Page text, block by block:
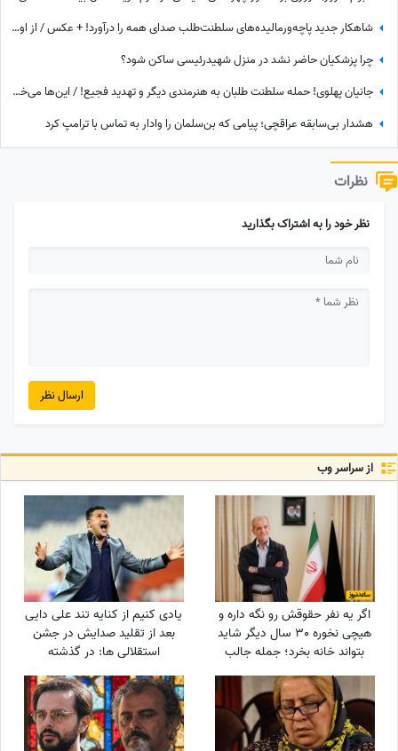
شاهکار جدید پاچه‌ورمالیده‌های سلطنت‌طلب صدای همه را درآورد! + عکس / از اون شازده همچین طرفداری بعید نیست!
چرا پزشکیان حاضر نشد در منزل شهیدرئیسی ساکن شود؟
جانیان پهلوی! حمله سلطنت طلبان به هنرمندی دیگر و تهدید فجیع! / این‌ها می‌خواهند برای ایران آزادی بیاورند؟!
هشدار بی‌سابقه عراقچی؛ پیامی که بن‌سلمان را وادار به تماس با ترامپ کرد
نظرات
نظر خود را به اشتراک بگذارید
ارسال نظر
از سراسر وب
اگر یه نفر حقوقش رو نگه داره و
هیچی نخوره 30 سال دیگر شاید
بتواند خانه بخرد؛ جمله جالب
دست می‌شود
یادی کنیم از کنایه تند علی دایی
بعد از تقلید صدایش در جشن
استقلالی ها: در گذشته
وظیفه‌شان تقلید صدا و خنداندن
مردم بود+عکس